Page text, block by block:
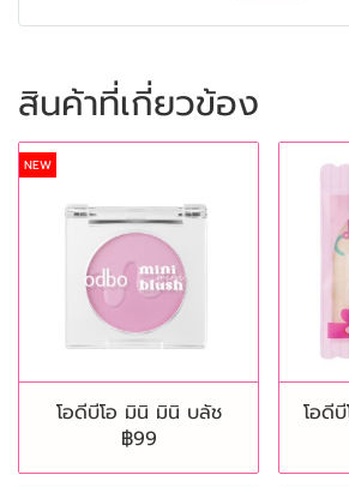
สินค้าที่เกี่ยวข้อง
NEW
โอดีบีโอ มินิ มินิ บลัช
฿99
โอดี